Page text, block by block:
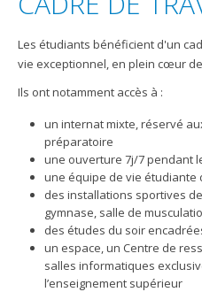
Les étudiants bénéficient d'un
vie exceptionnel, en plein cœur
Ils ont notamment accès à :
un internat mixte, réservé
préparatoire
une ouverture 7j/7 pendant
une équipe de vie étudiante
des installations sportives
gymnase, salle de
des études du soir
un espace, un Centre de
salles informatiques
l’enseignement supérieur